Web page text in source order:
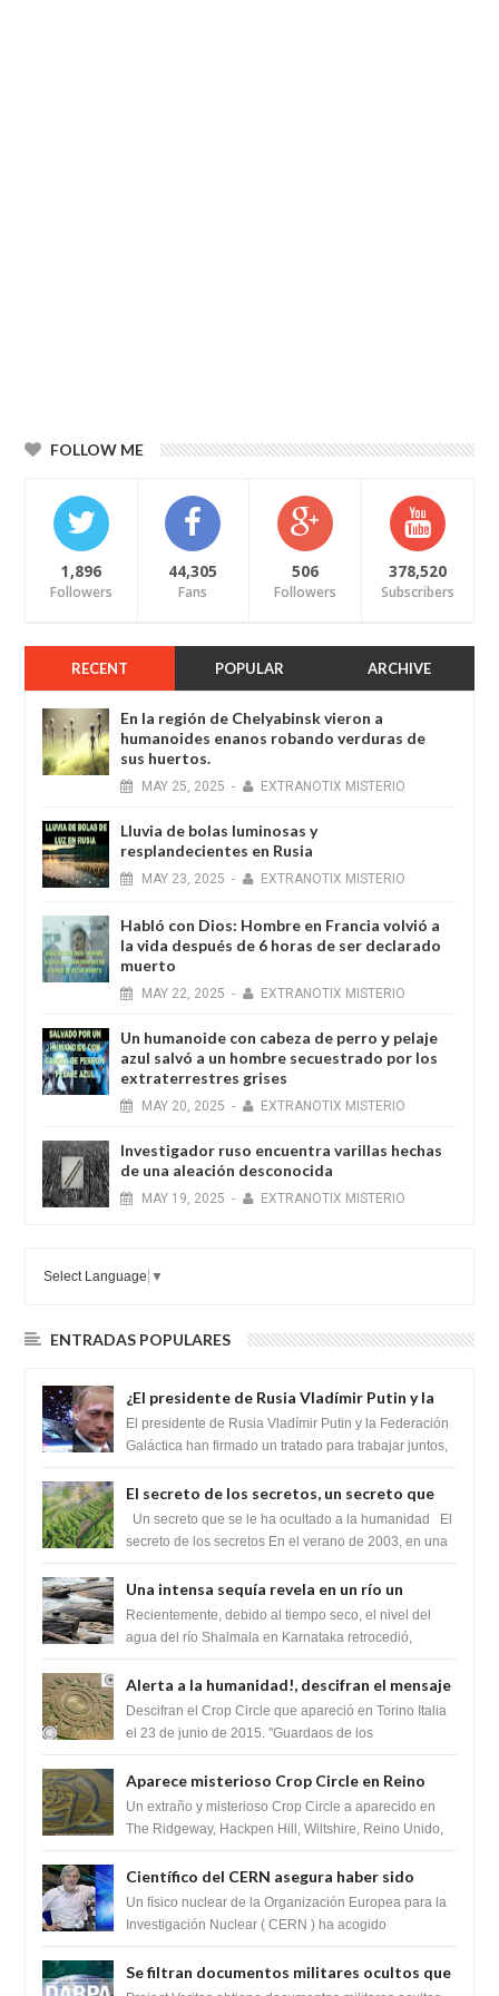
FOLLOW ME
1,896
Followers
44,305
Fans
506
Followers
378,520
Subscribers
RECENT POPULAR ARCHIVE
En la región de Chelyabinsk vieron a
humanoides enanos robando verduras de
sus huertos.
MAY 25, 2025 - EXTRANOTIX MISTERIO
Lluvia de bolas luminosas y
resplandecientes en Rusia
MAY 23, 2025 - EXTRANOTIX MISTERIO
Habló con Dios: Hombre en Francia volvió a
la vida después de 6 horas de ser declarado
muerto
MAY 22, 2025 - EXTRANOTIX MISTERIO
Un humanoide con cabeza de perro у pelaje
azul salvó a un hombre secuestrado por los
extraterrestres grises
MAY 20, 2025 - EXTRANOTIX MISTERIO
Investigador ruso encuentra varillas hechas
de una aleación desconocida
MAY 19, 2025 - EXTRANOTIX MISTERIO
Select Language ▼
ENTRADAS POPULARES
¿El presidente de Rusia Vladímir Putin y la
Federación Galactica han firmado un
tratado para acabar con los Sionistas?
El presidente de Rusia Vladímir Putin y la Federación
Galáctica han firmado un tratado para trabajar juntos,
El secreto de los secretos, un secreto que
cambiaría por completo el destino de la
humanidad
Un secreto que se le ha ocultado a la humanidad El
secreto de los secretos En el verano de 2003, en una
Una intensa sequía revela en un río un
impresionante hallazgo de miles de Shiva
Lingas
Recientemente, debido al tiempo seco, el nivel del
agua del río Shalmala en Karnataka retrocedió,
Alerta a la humanidad!, descifran el mensaje
del Crop Circle de Torino ,Italia
Descifran el Crop Circle que apareció en Torino Italia
el 23 de junio de 2015. "Guardaos de los
Aparece misterioso Crop Circle en Reino
Unido 23 de junio 2016
Un extraño y misterioso Crop Circle a aparecido en
The Ridgeway, Hackpen Hill, Wiltshire, Reino Unido,
Científico del CERN asegura haber sido
ayudado por seres de luz durante una
prueba del Colisionador de Hadrones
Un físico nuclear de la Organización Europea para la
Investigación Nuclear ( CERN ) ha acogido
Se filtran documentos militares ocultos que